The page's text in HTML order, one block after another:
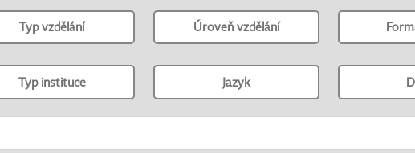
Typ vzdělání Úroveň vzdělání
Typ instituce Jazyk